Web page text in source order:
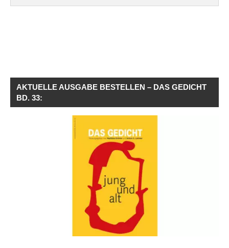
AKTUELLE AUSGABE BESTELLEN – DAS GEDICHT
BD. 33: